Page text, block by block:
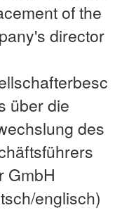
of the
director
über die
des
GmbH
englisch)